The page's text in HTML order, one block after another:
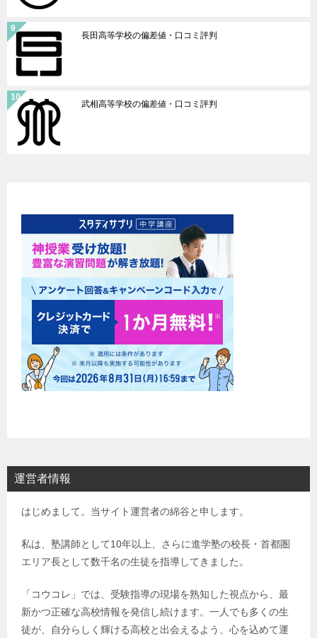
長田高等学校の偏差値・口コミ評判
武相高等学校の偏差値・口コミ評判
運営者情報
はじめまして。当サイト運営者の綿谷と申します。
私は、塾講師として10年以上、さらに進学塾の校長・首都圏
エリア長として数千名の生徒を指導してきました。
「コウコレ」では、受験指導の現場を熟知した視点から、最
新かつ正確な高校情報を発信し続けます。一人でも多くの生
徒が、自分らしく輝ける高校と出会えるよう、心を込めて運